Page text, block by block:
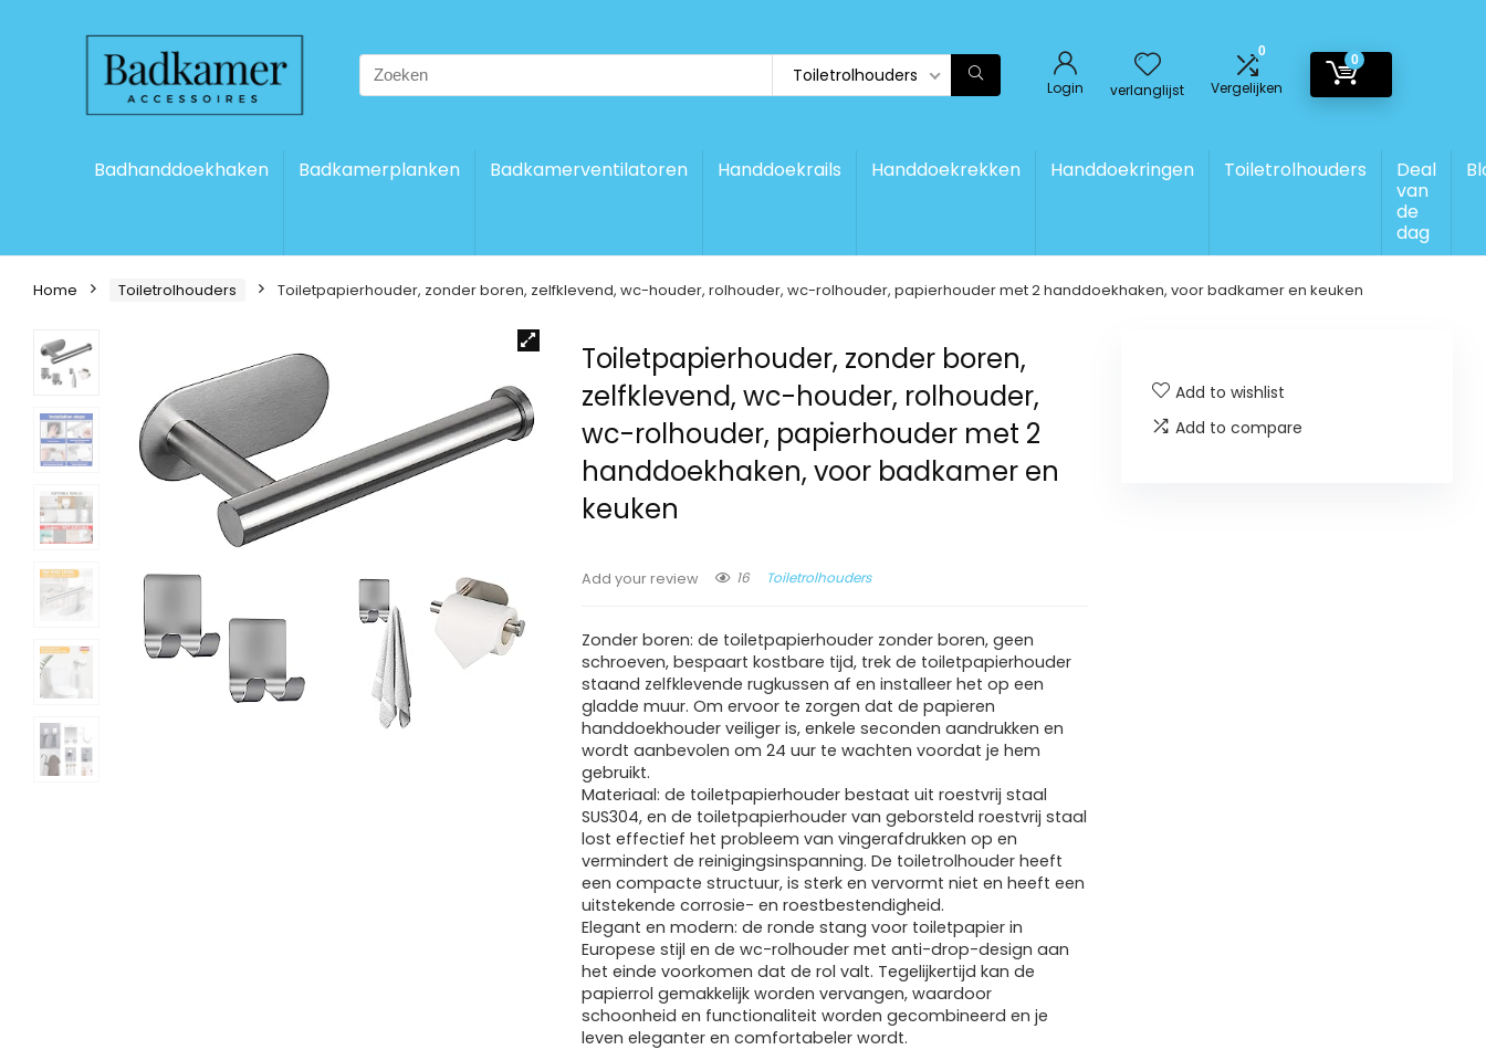
Search
for:
Toiletrolhouders
Login verlanglijst
0
Vergelijken
0
Badhanddoekhaken Badkamerplanken Badkamerventilatoren Handdoekrails Handdoekrekken Handdoekringen Toiletrolhouders
Deal
van
de
dag
Home Toiletrolhouders Toiletpapierhouder, zonder boren, zelfklevend, wc-houder, rolhouder, wc-rolhouder, papierhouder met 2 handdoekhaken, voor badkamer en keuken
Toiletpapierhouder, zonder boren,
zelfklevend, wc-houder, rolhouder,
wc-rolhouder, papierhouder met 2
handdoekhaken, voor badkamer en
keuken
Add your review 16 Toiletrolhouders
Zonder boren: de toiletpapierhouder zonder boren, geen
schroeven, bespaart kostbare tijd, trek de toiletpapierhouder
staand zelfklevende rugkussen af en installeer het op een
gladde muur. Om ervoor te zorgen dat de papieren
handdoekhouder veiliger is, enkele seconden aandrukken en
wordt aanbevolen om 24 uur te wachten voordat je hem
gebruikt.
Materiaal: de toiletpapierhouder bestaat uit roestvrij staal
SUS304, en de toiletpapierhouder van geborsteld roestvrij staal
lost effectief het probleem van vingerafdrukken op en
vermindert de reinigingsinspanning. De toiletrolhouder heeft
een compacte structuur, is sterk en vervormt niet en heeft een
uitstekende corrosie- en roestbestendigheid.
Elegant en modern: de ronde stang voor toiletpapier in
Europese stijl en de wc-rolhouder met anti-drop-design aan
het einde voorkomen dat de rol valt. Tegelijkertijd kan de
papierrol gemakkelijk worden vervangen, waardoor
schoonheid en functionaliteit worden gecombineerd en je
leven eleganter en comfortabeler wordt.
Add to wishlist
Add to compare